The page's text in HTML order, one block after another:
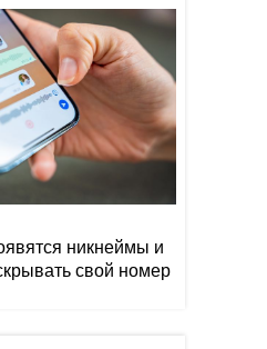
никнеймы и
свой номер